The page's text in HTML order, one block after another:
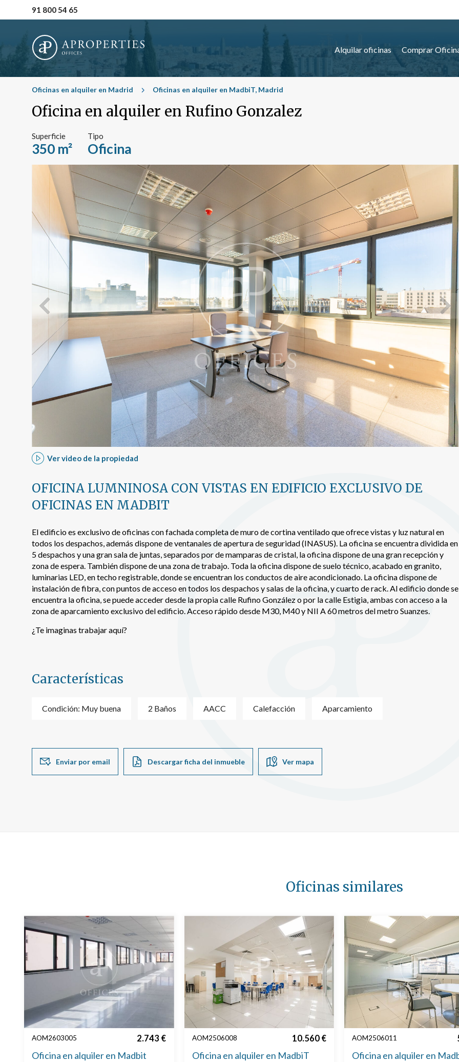
91 800 54 65
Alquilar oficinas Comprar
Oficinas en alquiler en Madrid Oficinas en alquiler en MadbiT, Madrid
Oficina en alquiler en Rufino Gonzalez
Superficie
350 m²
Tipo
Oficina
Ver video de la propiedad
OFICINA LUMNINOSA CON VISTAS EN EDIFICIO EXCLUSIVO DE
OFICINAS EN MADBIT
El edificio es exclusivo de oficinas con fachada completa de muro de cortina ventilado que ofrece vistas y luz natural en
todos los despachos, además dispone de ventanales de apertura de seguridad (INASUS). La oficina se encuentra dividida en
5 despachos y una gran sala de juntas, separados por de mamparas de cristal, la oficina dispone de una gran recepción y
zona de espera. También dispone de una zona de trabajo. Toda la oficina dispone de suelo técnico, acabado en granito,
luminarias LED, en techo registrable, donde se encuentran los conductos de aire acondicionado. La oficina dispone de
instalación de fibra, con puntos de acceso en todos los despachos y salas de la oficina, y cuarto de rack. Al edificio donde se
encuentra la oficina, se puede acceder desde la propia calle Rufino González o por la calle Estigia, ambas con acceso a la
zona de aparcamiento exclusivo del edificio. Acceso rápido desde M30, M40 y NII A 60 metros del metro Suanzes.
¿Te imaginas trabajar aquí?
Características
Condición: Muy buena 2 Baños AACC Calefacción Aparcamiento
Enviar por email Descargar ficha del inmueble Ver mapa
Oficinas similares
AOM2603005 2.743 €
Oficina en alquiler en Madbit
AOM2506008 10.560 €
Oficina en alquiler en MadbiT
AOM2506011
Oficina en alquiler en
Modificar cookies
Técnicas y funcionales
Este sitio web utiliza Cookies propias para recopilar información con la finalidad
mejorar nuestros servicios. Si continua navegando, supone la aceptación de la
instalación de las mismas. El usuario tiene la posibilidad de configurar su
pudiendo, si así lo desea, impedir que sean instaladas en su disco duro,
deberá tener en cuenta que dicha acción podrá ocasionar dificultades de
de la página web.
Analíticas y personalización
que hacen los usuarios del servicio. Permiten guardar la información de
Marketing y publicidad
Estas cookies son utilizadas para almacenar información sobre las
elecciones personales del usuario a través de la observación continuada de sus
hábitos de navegación. Gracias a ellas, podemos conocer los hábitos de
en el sitio web y mostrar publicidad relacionada con el perfil de navegación del
usuario.
Guardar configuración Aceptar todas